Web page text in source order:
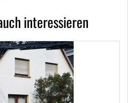
interessieren